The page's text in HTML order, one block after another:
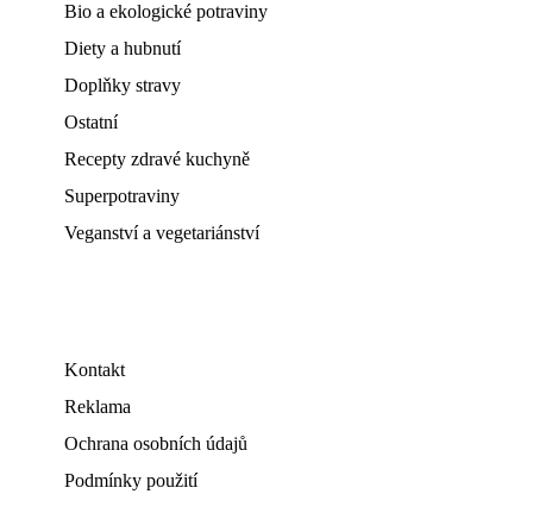
Bio a ekologické potraviny
Diety a hubnutí
Doplňky stravy
Ostatní
Recepty zdravé kuchyně
Superpotraviny
Veganství a vegetariánství
Kontakt
Reklama
Ochrana osobních údajů
Podmínky použití